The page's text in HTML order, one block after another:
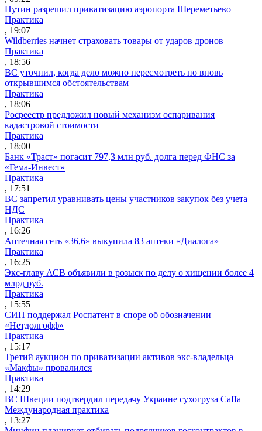
Путин разрешил приватизацию аэропорта Шереметьево
Практика
, 19:07
Wildberries начнет страховать товары от ударов дронов
Практика
, 18:56
ВС уточнил, когда дело можно пересмотреть по вновь
открывшимся обстоятельствам
Практика
, 18:06
Росреестр предложил новый механизм оспаривания
кадастровой стоимости
Практика
, 18:00
Банк «Траст» погасит 797,3 млн руб. долга перед ФНС за
«Гема-Инвест»
Практика
, 17:51
ВС запретил уравнивать цены участников закупок без учета
НДС
Практика
, 16:26
Аптечная сеть «36,6» выкупила 83 аптеки «Диалога»
Практика
, 16:25
Экс-главу АСВ объявили в розыск по делу о хищении более 4
млрд руб.
Практика
, 15:55
СИП поддержал Роспатент в споре об обозначении
«Нетдолгофф»
Практика
, 15:17
Третий аукцион по приватизации активов экс-владельца
«Макфы» провалился
Практика
, 14:29
ВС Швеции подтвердил передачу Украине сухогруза Caffa
Международная практика
, 13:27